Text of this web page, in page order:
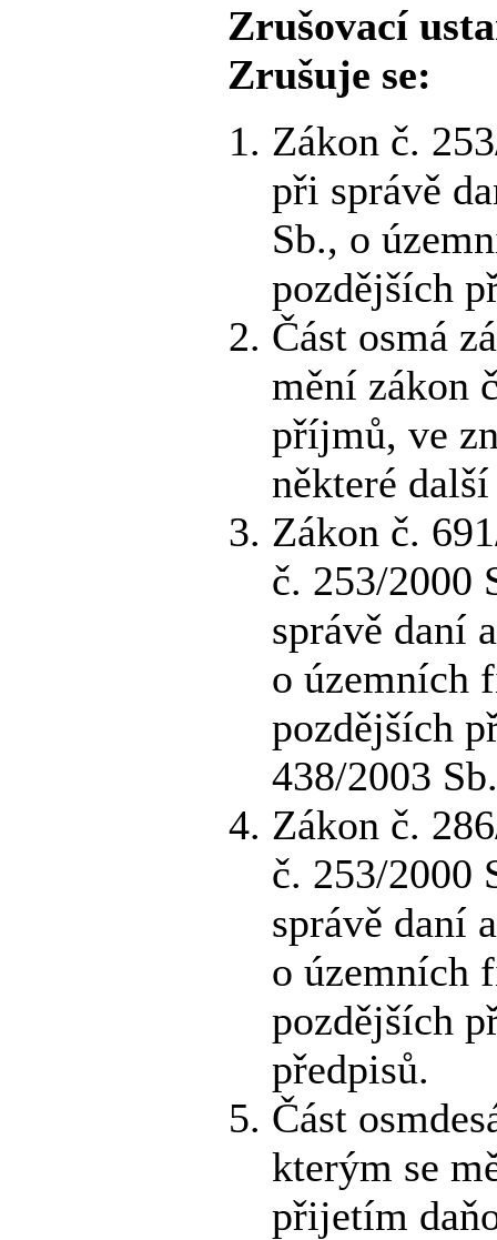
Zrušovací
Zrušuje se:
Zákon č.
při správě
Sb., o
pozdějších
Část osmá
mění zákon
příjmů, ve
některé
Zákon č.
č. 253/2000
správě daní
o územních
pozdějších
438/2003 Sb.
Zákon č.
č. 253/2000
správě daní
o územních
pozdějších
předpisů.
Část
kterým se
přijetím